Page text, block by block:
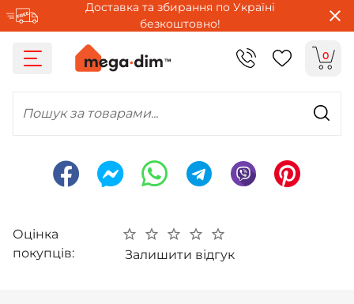
Доставка та збирання по Україні
безкоштовно!
0
Пошук за товарами...
Оцінка
покупців:
Залишити відгук